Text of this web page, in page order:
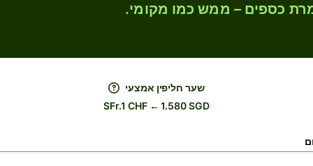
כספים – ממש כמו מקומי.
שער חליפין אמצעי
SFr.1 CHF ← 1.580 SGD